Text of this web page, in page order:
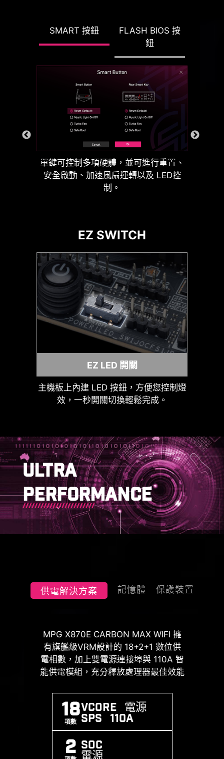
SMART 按鈕
FLASH BIOS 按
鈕
單鍵可控制多項硬體，並可進行重置、
安全啟動、加速風扇運轉以及 LED控
制。
Leam more
EZ SWITCH
EZ LED 開關
主機板上內建 LED 按鈕，方便您控制燈
效，一秒開關切換輕鬆完成。
防刮保護
區域淨空
MSI 的EZ Conn 接頭可輕鬆連接MSI
EZ 系列風扇（7 pin）或MSI 一體式水
冷（11 pin）。如果您沒有上述產品，
我們也提供1 對3 EZ Conn 線材，可連
接ARGB 燈、系統風扇和USB 裝置。
USB
MSI LIQUID COOLING
附贈線材可快速直接串接主機板前方面
板。
MSI DRIVER UTILITY
INSTALLER
一連接到網路，MSI Driver Utility
Installer 將自動檢測並顯示合適的驅動
下載和安裝Learn more
* 請確保連接到網路，否則 Driver Utility
Installer 不會自動啟動。
* MSI Driver Utility Installer 將會內建在
EZ 記憶體偵測
當偵測到插槽中的記憶體故障
時，此 LED 燈會亮起，以利故
接頭顏色識別
為了更好地區分不同用途的針腳接
頭，將幫浦系統接頭和ARGB 接頭標
記為白色，PCIe 8-pin 接頭標記為灰
色，並將JAF_2的針腳接頭指定為白
色（供 JAF_1 用戶使用），以利用戶
M.2 信號源識
ULTRA
PERFORMANCE
供電解決方案 記憶體 保護裝置
MPG X870E CARBON MAX WIFI 擁
有旗艦級VRM設計的 18+2+1 數位供
電相數，加上雙電源連接埠與 110A 智
能供電模組，充分釋放處理器最佳效能
18
項數
Vcore 電源
SPS 110A
2 SOC
最新的 DDR5 記憶體支援，為 DDR 性
能邁進一大步 ! 結合獨家 SMT焊接工
藝和 MSI Memory Boost 技術，MPG
X870E CARBON MAX WIFI 為您激發
EXPO / A-
XMP
SUPPORT
MEMORY
BOOST
瞬態電壓抑制器(TVS) 是用來防止電壓
過高的安全裝置。微星所有主機板均配
置TVS。當電壓異常升高時，TVS從高
電阻狀態切換到低電阻狀態，將過高的
成的電路損壞。